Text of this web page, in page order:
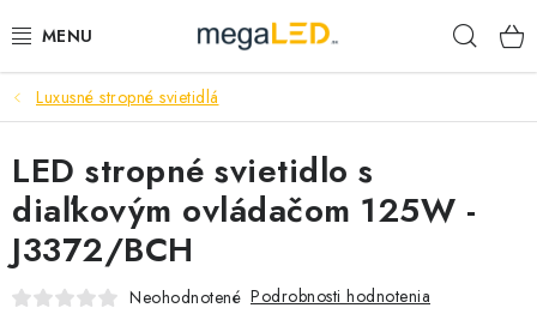
na
PRIEMYSEL
SVIETIDLÁ
ŽIAROVKY A TRUBICE
PRACOVNÉ SVIETIDLÁ
Luxusné stropné svietidlá
LED stropné svietidlo s
diaľkovým ovládačom 125W -
J3372/BCH
Neohodnotené Podrobnosti hodnotenia